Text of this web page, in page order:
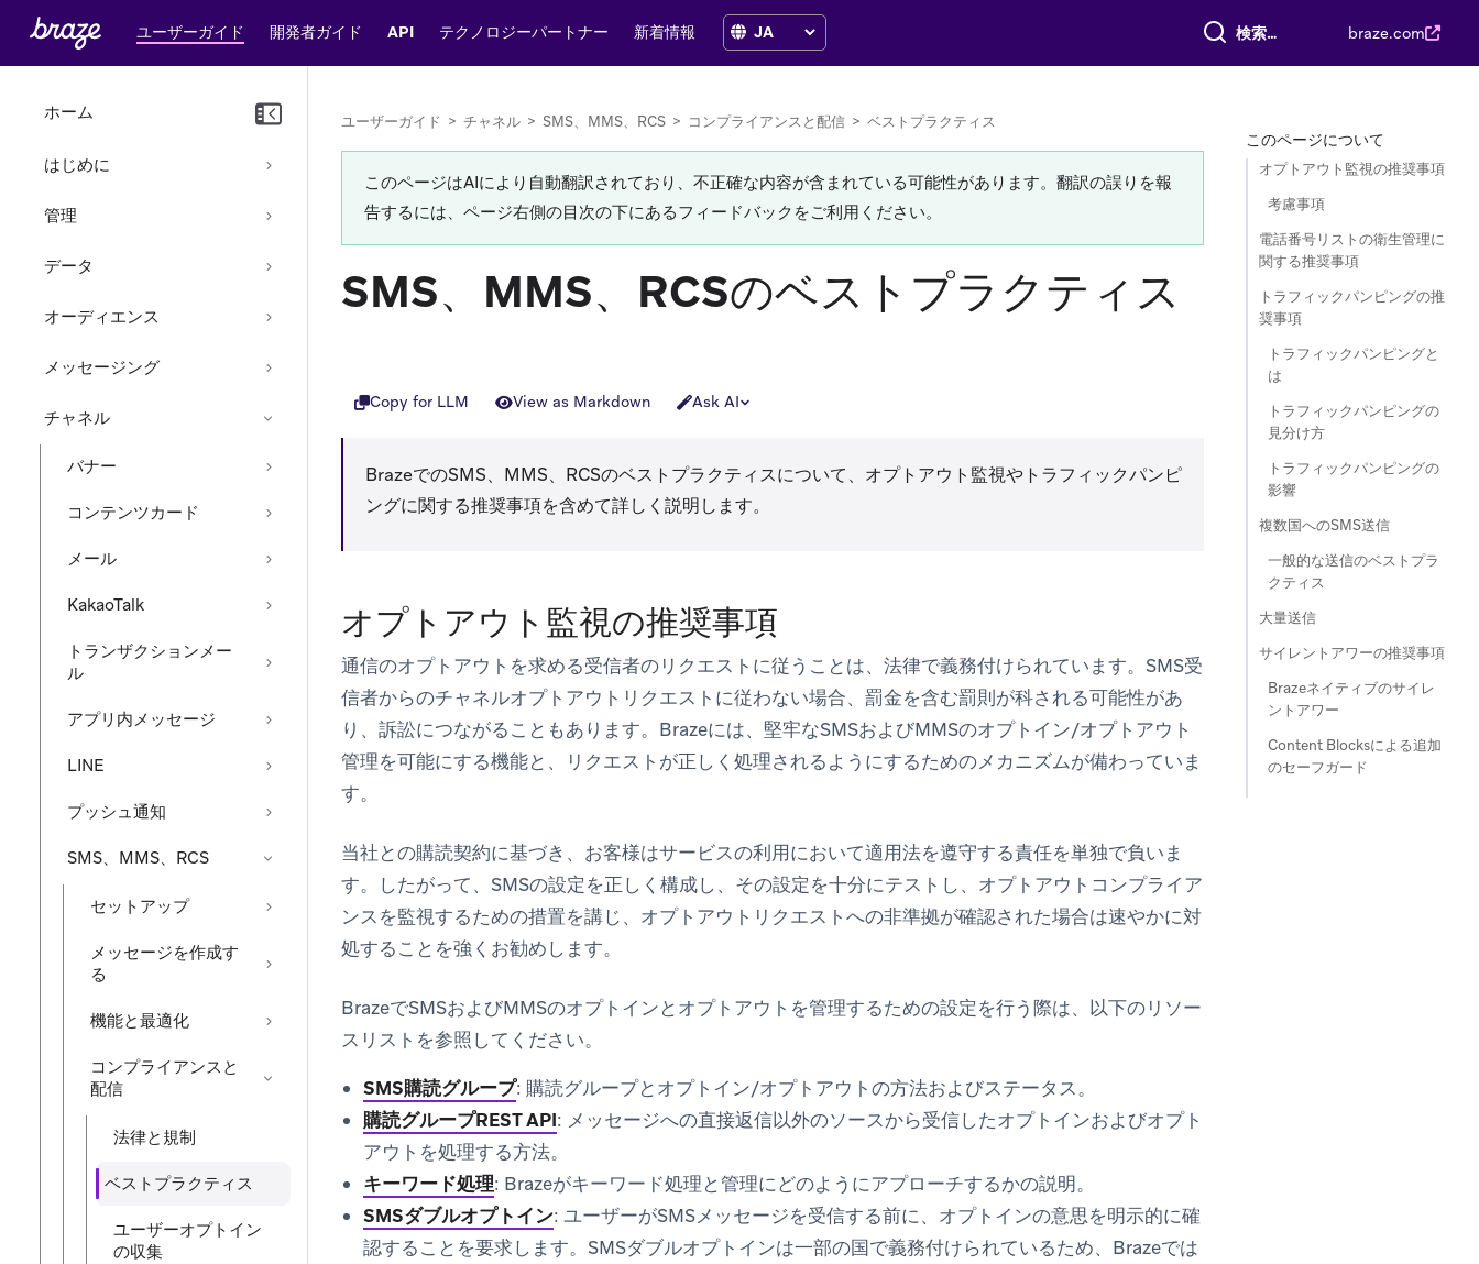
ユーザーガイド 開発者ガイド API テクノロジーパートナー 新着情報 すべて検索 braze.com
ホーム
はじめに
管理
データ
オーディエンス
メッセージング
チャネル
バナー
コンテンツカード
メール
KakaoTalk
トランザクションメー
ル
アプリ内メッセージ
LINE
プッシュ通知
SMS、MMS、RCS
セットアップ
メッセージを作成す
る
機能と最適化
コンプライアンスと
配信
法律と規制
ベストプラクティス
ユーザーオプトイン
の収集
ユーザーガイド > チャネル > SMS、MMS、RCS > コンプライアンスと配信 > ベストプラクティス
このページはAIにより自動翻訳されており、不正確な内容が含まれている可能性があります。翻訳の誤りを報
告するには、ページ右側の目次の下にあるフィードバックをご利用ください。
SMS、MMS、RCSのベストプラクティス
Copy for LLM View as Markdown Ask AI
BrazeでのSMS、MMS、RCSのベストプラクティスについて、オプトアウト監視やトラフィックパンピ
ングに関する推奨事項を含めて詳しく説明します。
オプトアウト監視の推奨事項
通信のオプトアウトを求める受信者のリクエストに従うことは、法律で義務付けられています。SMS受
信者からのチャネルオプトアウトリクエストに従わない場合、罰金を含む罰則が科される可能性があ
り、訴訟につながることもあります。Brazeには、堅牢なSMSおよびMMSのオプトイン/オプトアウト
管理を可能にする機能と、リクエストが正しく処理されるようにするためのメカニズムが備わっていま
す。
当社との購読契約に基づき、お客様はサービスの利用において適用法を遵守する責任を単独で負いま
す。したがって、SMSの設定を正しく構成し、その設定を十分にテストし、オプトアウトコンプライア
ンスを監視するための措置を講じ、オプトアウトリクエストへの非準拠が確認された場合は速やかに対
処することを強くお勧めします。
BrazeでSMSおよびMMSのオプトインとオプトアウトを管理するための設定を行う際は、以下のリソー
スリストを参照してください。
SMS購読グループ: 購読グループとオプトイン/オプトアウトの方法およびステータス。
購読グループREST API: メッセージへの直接返信以外のソースから受信したオプトインおよびオプト
アウトを処理する方法。
キーワード処理: Brazeがキーワード処理と管理にどのようにアプローチするかの説明。
SMSダブルオプトイン: ユーザーがSMSメッセージを受信する前に、オプトインの意思を明示的に確
認することを要求します。SMSダブルオプトインは一部の国で義務付けられているため、Brazeでは
このページについて
オプトアウト監視の推奨事項
考慮事項
電話番号リストの衛生管理に
関する推奨事項
トラフィックパンピングの推
奨事項
トラフィックパンピングと
は
トラフィックパンピングの
見分け方
トラフィックパンピングの
影響
複数国へのSMS送信
一般的な送信のベストプラ
クティス
大量送信
サイレントアワーの推奨事項
Brazeネイティブのサイレ
ントアワー
Content Blocksによる追加
のセーフガード